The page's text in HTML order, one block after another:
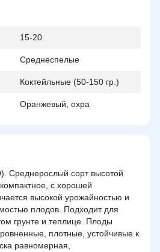
15-20
Среднеспелые
Коктейльные (50-150 гр.)
Оранжевый, охра
сорт высотой
с хорошей
высокой урожайностью и
плодов. Подходит для
грунте и теплице. Плоды
плотные, устойчивые к
равномерная,